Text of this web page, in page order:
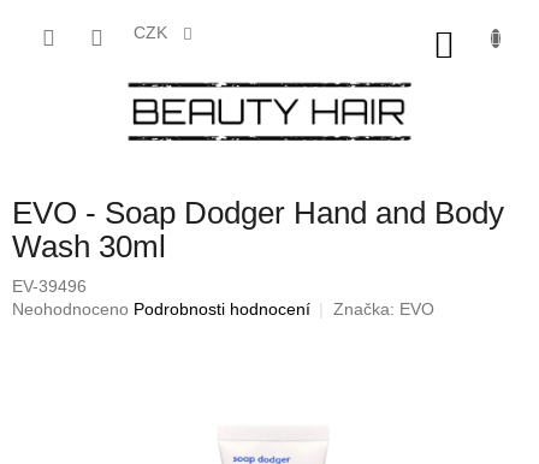
CZK
EVO - Soap Dodger Hand and Body
Wash 30ml
EV-39496
Průměrné
Neohodnoceno Podrobnosti hodnocení Značka: EVO